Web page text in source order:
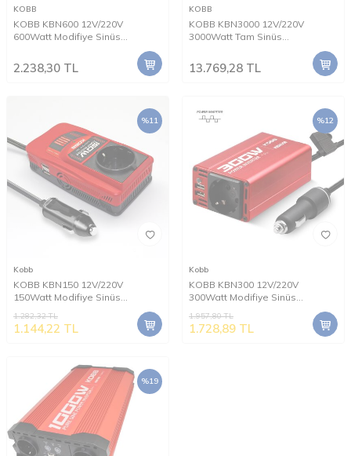
KOBB
KOBB KBN600 12V/220V
600Watt Modifiye Sinüs
2.238,30 TL
KOBB
KOBB KBN3000 12V/220V
3000Watt Tam Sinüs
13.769,28 TL
%11
Kobb
KOBB KBN150 12V/220V
150Watt Modifiye Sinüs
1.282,32TL
1.144,22 TL
%12
Kobb
KOBB KBN300 12V/220V
300Watt Modifiye Sinüs
1.957,80TL
1.728,89 TL
%19